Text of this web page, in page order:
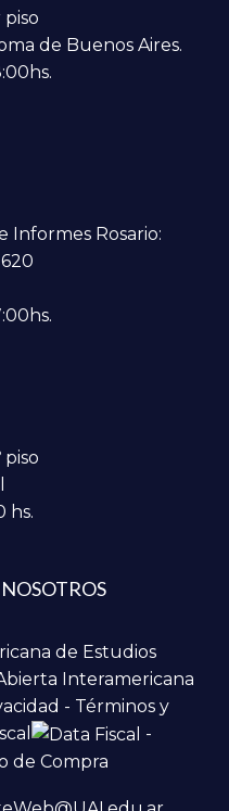
piso
de Buenos Aires.
Informes Rosario:
piso
hs.
de Estudios
Interamericana
- Términos y
-
de Compra